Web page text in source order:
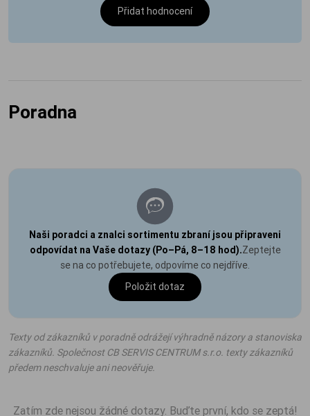
Přidat hodnocení
Poradna
Naši poradci a znalci sortimentu zbraní jsou připraveni
odpovídat na Vaše dotazy (Po–Pá, 8–18 hod).Zeptejte
se na co potřebujete, odpovíme co nejdříve.
Položit dotaz
Texty od zákazníků v poradně odrážejí výhradně názory a stanoviska
zákazníků. Společnost CB SERVIS CENTRUM s.r.o. texty zákazníků
předem neschvaluje ani neověřuje.
Zatím zde nejsou žádné dotazy. Buďte první, kdo se zeptá!